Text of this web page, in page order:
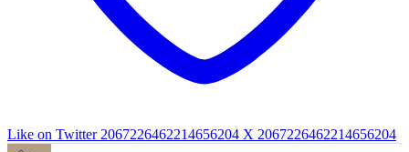
Like on Twitter 2067226462214656204 X 2067226462214656204